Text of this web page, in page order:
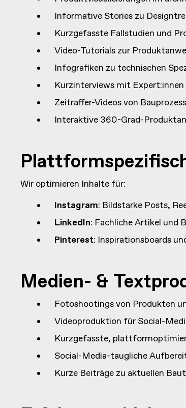
Informative Stories zu
Kurzgefasste Fallstudien und
Video-Tutorials zur
Infografiken zu technischen
Kurzinterviews mit Expert:innen
Zeitraffer-Videos von
Interaktive 360-Grad-
Wir optimieren Inhalte für:
Instagram: Bildstarke Posts,
LinkedIn: Fachliche Artikel und
Pinterest: Inspirationsboards
Medien- &
Fotoshootings von Produkten
Videoproduktion für Social-
Kurzgefasste,
Social-Media-taugliche
Kurze Beiträge zu aktuellen